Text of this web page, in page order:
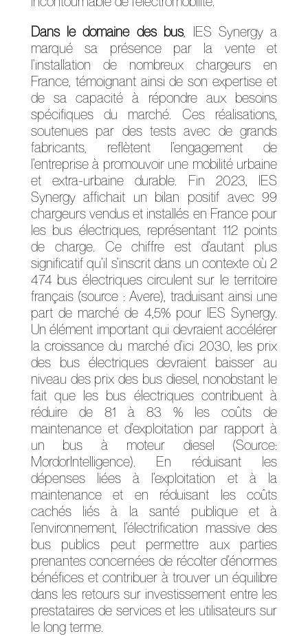
Dans le domaine des bus, IES Synergy a
marqué sa présence par la vente et
l’installation de nombreux chargeurs en
France, témoignant ainsi de son expertise et
de sa capacité à répondre aux besoins
spécifiques du marché. Ces réalisations,
soutenues par des tests avec de grands
fabricants, reflètent l’engagement de
l’entreprise à promouvoir une mobilité urbaine
et extra-urbaine durable. Fin 2023, IES
Synergy affichait un bilan positif avec 99
chargeurs vendus et installés en France pour
les bus électriques, représentant 112 points
de charge. Ce chiffre est d’autant plus
significatif qu’il s’inscrit dans un contexte où 2
474 bus électriques circulent sur le territoire
français (source : Avere), traduisant ainsi une
part de marché de 4,5% pour IES Synergy.
Un élément important qui devraient accélérer
la croissance du marché d’ici 2030, les prix
des bus électriques devraient baisser au
niveau des prix des bus diesel, nonobstant le
fait que les bus électriques contribuent à
réduire de 81 à 83 % les coûts de
maintenance et d’exploitation par rapport à
un bus à moteur diesel (Source:
MordorIntelligence). En réduisant les
dépenses liées à l’exploitation et à la
maintenance et en réduisant les coûts
cachés liés à la santé publique et à
l’environnement, l’électrification massive des
bus publics peut permettre aux parties
prenantes concernées de récolter d’énormes
bénéfices et contribuer à trouver un équilibre
dans les retours sur investissement entre les
prestataires de services et les utilisateurs sur
le long terme.